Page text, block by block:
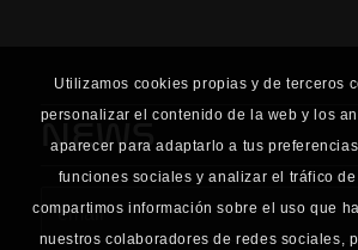
NEWS
Utilizamos cookies propias y de terceros
personalizar el contenido de la web y los
aparecer para adaptarlo a tus
funciones sociales y analizar el tráfico
compartimos información sobre el uso que
nuestros colaboradores de redes sociales,